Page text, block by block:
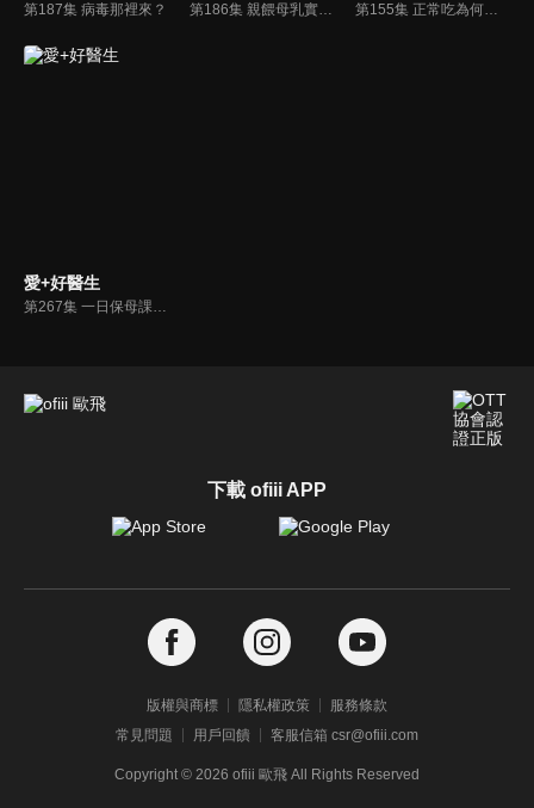
第187集 病毒那裡來？ 第186集 親餵母乳實戰篇 第155集 正常吃為何體重過重
愛+好醫生
下載 ofiii APP
版權與商標 隱私權政策
服務條款
常見問題
用戶回饋 客服信箱 csr@ofiii.com
Copyright © 2026 ofiii 歐飛 All Rights Reserved